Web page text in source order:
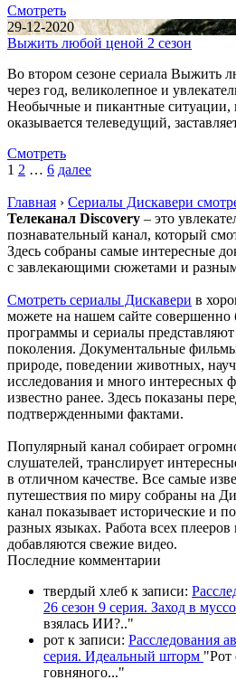
Смотреть
29-12-2020
Выжить любой ценой 2 сезон
Во втором сезоне сериала Выжить
через год, великолепное и
Необычные и пикантные ситуации,
оказывается телеведущий,
Смотреть
1 2 … 6 далее
Главная › Сериалы Дискавери
Телеканал Discovery – это
познавательный канал, который
Здесь собраны самые интересные
с завлекающими сюжетами и
Смотреть сериалы Дискавери в
можете на нашем сайте совершенно
программы и сериалы
поколения. Документальные
природе, поведении животных,
исследования и много интересных
известно ранее. Здесь показаны
подтвержденными фактами.
Популярный канал собирает
слушателей, транслирует
в отличном качестве. Все самые
путешествия по миру собраны на
канал показывает исторические и
разных языках. Работа всех
добавляются свежие видео.
Последние комментарии
твердый хлеб к записи:
26 сезон 9 серия. Заход в
взялась ИИ?.."
рот к записи: Расследования
серия. Идеальный шторм "Рот
говняного..."